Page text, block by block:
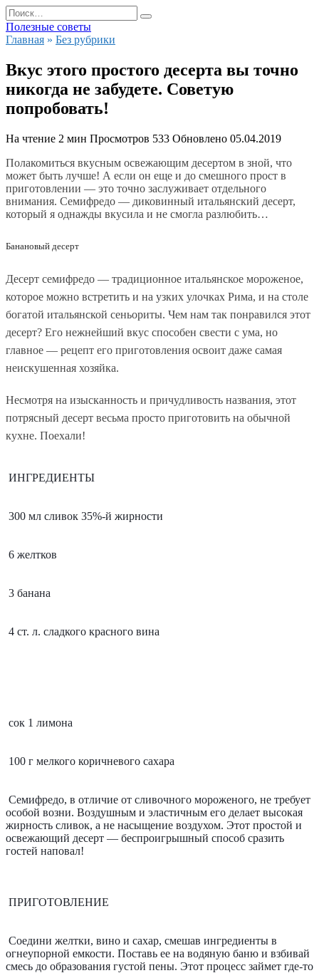
Перейти
к
содержанию
Search
for:
Полезные советы
Главная » Без рубрики
Вкус этого простого десерта вы точно
никогда не забудете. Советую
попробовать!
На чтение 2 мин Просмотров 533 Обновлено 05.04.2019
Полакомиться вкусным освежающим десертом в зной, что
может быть лучше! А если он еще и до смешного прост в
приготовлении — это точно заслуживает отдельного
внимания. Семифредо — диковинный итальянский десерт,
который я однажды вкусила и не смогла разлюбить…
Банановый десерт
Десерт семифредо — традиционное итальянское мороженое,
которое можно встретить и на узких улочках Рима, и на столе
богатой итальянской сеньориты. Чем нам так понравился этот
десерт? Его нежнейший вкус способен свести с ума, но
главное — рецепт его приготовления освоит даже самая
неискушенная хозяйка.
Несмотря на изысканность и причудливость названия, этот
потрясный десерт весьма просто приготовить на обычной
кухне. Поехали!
ИНГРЕДИЕНТЫ
300 мл сливок 35%-й жирности
6 желтков
3 банана
4 ст. л. сладкого красного вина
сок 1 лимона
100 г мелкого коричневого сахара
Семифредо, в отличие от сливочного мороженого, не требует
особой возни. Воздушным и эластичным его делает высокая
жирность сливок, а не насыщение воздухом. Этот простой и
освежающий десерт — беспроигрышный способ сразить
гостей наповал!
ПРИГОТОВЛЕНИЕ
Соедини желтки, вино и сахар, смешав ингредиенты в
огнеупорной емкости. Поставь ее на водяную баню и взбивай
смесь до образования густой пены. Этот процесс займет где-то